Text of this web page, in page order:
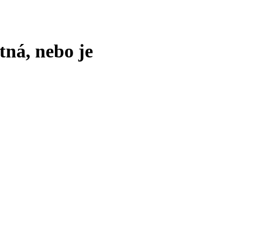
nebo je